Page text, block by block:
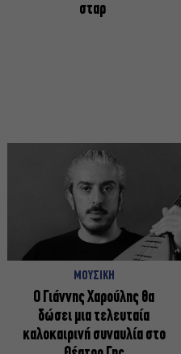
σταρ
ΜΟΥΣΙΚΗ
Ο Γιάννης Χαρούλης θα
δώσει μια τελευταία
καλοκαιρινή συναυλία στο